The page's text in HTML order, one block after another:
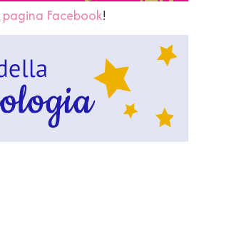
pagina Facebook!